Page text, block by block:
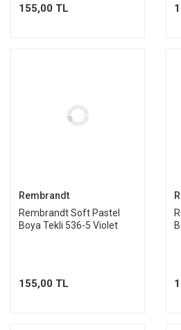
155,00 TL
Rembrandt
Rembrandt Soft Pastel
Boya Tekli 536-5 Violet
155,00 TL